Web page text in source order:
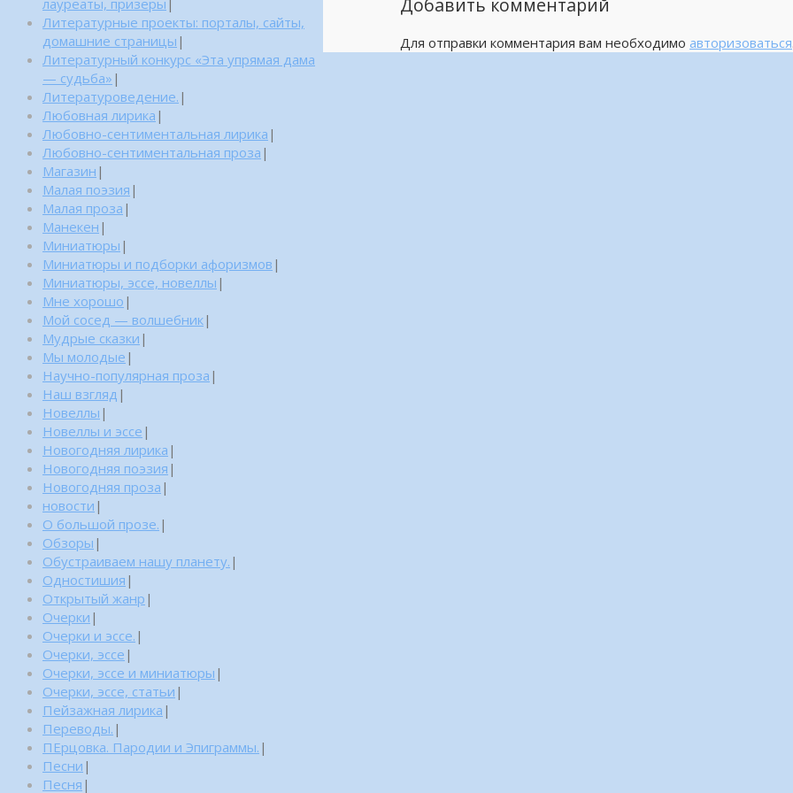
Для отправки комментария вам необходимо авторизоваться
Литературные проекты: порталы, сайты,
домашние страницы |
Литературный конкурс «Эта упрямая дама
— судьба» |
Литературоведение. |
Любовная лирика |
Любовно-сентиментальная лирика |
Любовно-сентиментальная проза |
Магазин |
Малая поэзия |
Малая проза |
Манекен |
Миниатюры |
Миниатюры и подборки афоризмов |
Миниатюры, эссе, новеллы |
Мне хорошо |
Мой сосед — волшебник|
Мудрые сказки |
Мы молодые |
Научно-популярная проза |
Наш взгляд |
Новеллы |
Новеллы и эссе |
Новогодняя лирика |
Новогодняя поэзия |
Новогодняя проза |
новости |
О большой прозе. |
Обзоры |
Обустраиваем нашу планету. |
Одностишия |
Открытый жанр |
Очерки |
Очерки и эссе. |
Очерки, эссе |
Очерки, эссе и миниатюры |
Очерки, эссе, статьи |
Пейзажная лирика |
Переводы. |
ПЕрцовка. Пародии и Эпиграммы. |
Песни |
Песня |